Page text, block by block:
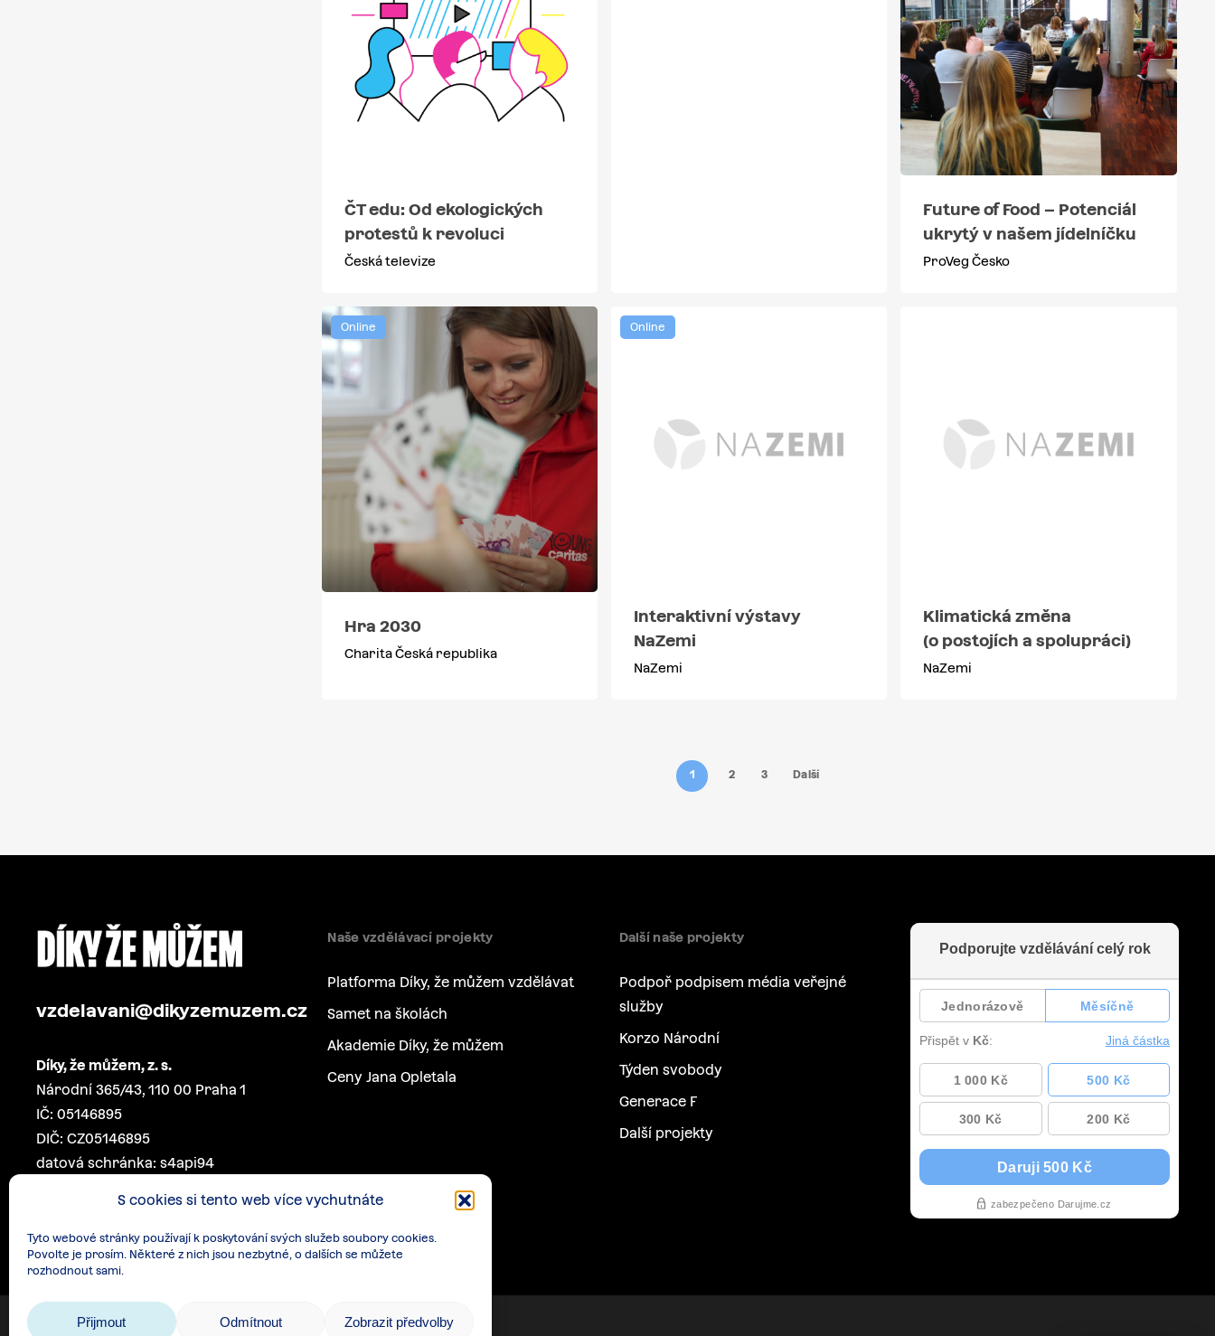
S cookies si tento web více vychutnáte
Tyto webové stránky používají k poskytování svých služeb soubory cookies.
Povolte je prosím. Některé z nich jsou nezbytné, o dalších se můžete
rozhodnout sami.
Přijmout Odmítnout Zobrazit předvolby
ČT edu: Od ekologických
protestů k revoluci
Česká televize
Future of Food – Potenciál
ukrytý v našem jídelníčku
ProVeg Česko
Online
Hra 2030
Charita Česká republika
Online
Interaktivní výstavy
NaZemi
NaZemi
Klimatická změna
(o postojích a spolupráci)
NaZemi
1 2 3 Další
vzdelavani@dikyzemuzem.cz
Díky, že můžem, z. s.
Národní 365/43, 110 00 Praha 1
IČ: 05146895
DIČ: CZ05146895
datová schránka: s4api94
Naše vzdělávací projekty
Platforma Díky, že můžem vzdělávat
Samet na školách
Akademie Díky, že můžem
Ceny Jana Opletala
Další naše projekty
Podpoř podpisem média veřejné
služby
Korzo Národní
Týden svobody
Generace F
Další projekty